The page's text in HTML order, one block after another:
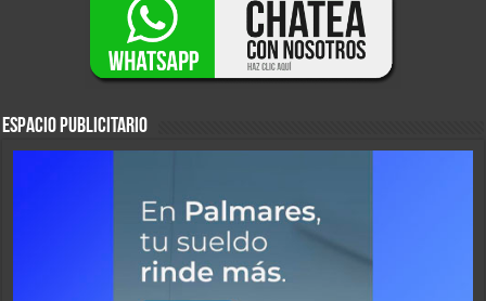
ESPACIO PUBLICITARIO